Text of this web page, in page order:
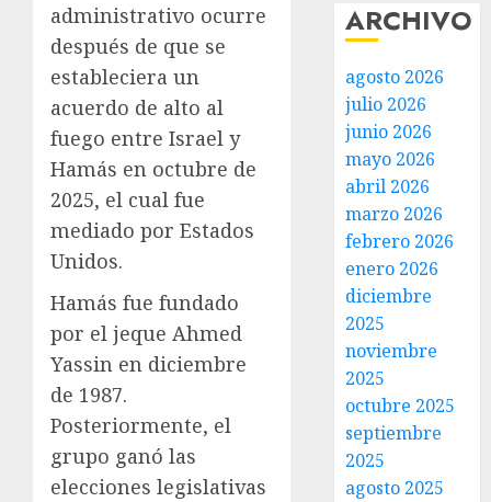
administrativo ocurre
después de que se
estableciera un
acuerdo de alto al
fuego entre Israel y
Hamás en octubre de
2025, el cual fue
mediado por Estados
Unidos.
Hamás fue fundado
por el jeque Ahmed
Yassin en diciembre
de 1987.
Posteriormente, el
grupo ganó las
elecciones legislativas
ARCHIVO
agosto 2026
julio 2026
junio 2026
mayo 2026
abril 2026
marzo 2026
febrero 2026
enero 2026
diciembre
2025
noviembre
2025
octubre 2025
septiembre
2025
agosto 2025